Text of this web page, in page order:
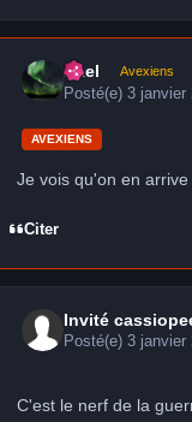
Axel Avexiens
Posté(e)3 janvier
AVEXIENS
Je vois qu'on en
Citer
Invité
Posté(e)3 janvier
C'est le nerf de la